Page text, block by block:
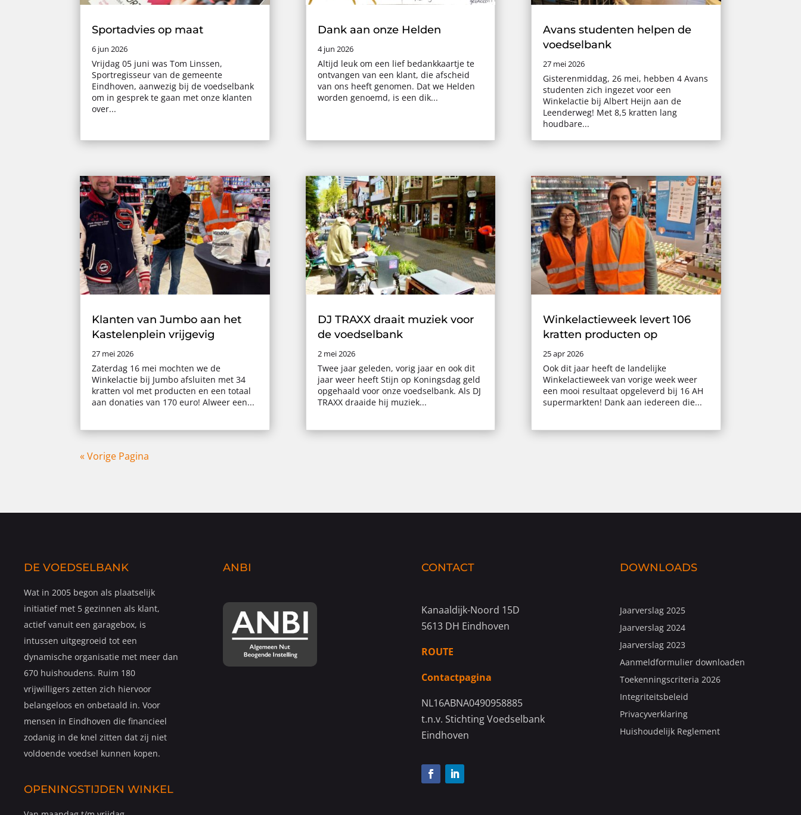
Sportadvies op maat
6 jun 2026
Vrijdag 05 juni was Tom Linssen,
Sportregisseur van de gemeente
Eindhoven, aanwezig bij de voedselbank
om in gesprek te gaan met onze klanten
over...
Klanten van Jumbo aan het
Kastelenplein vrijgevig
27 mei 2026
Zaterdag 16 mei mochten we de
Winkelactie bij Jumbo afsluiten met 34
kratten vol met producten en een totaal
aan donaties van 170 euro! Alweer een...
Dank aan onze Helden
4 jun 2026
Altijd leuk om een lief bedankkaartje te
ontvangen van een klant, die afscheid
van ons heeft genomen. Dat we Helden
worden genoemd, is een dik...
DJ TRAXX draait muziek voor
de voedselbank
2 mei 2026
Twee jaar geleden, vorig jaar en ook dit
jaar weer heeft Stijn op Koningsdag geld
opgehaald voor onze voedselbank. Als DJ
TRAXX draaide hij muziek...
Avans studenten helpen de
voedselbank
27 mei 2026
Gisterenmiddag, 26 mei, hebben 4 Avans
studenten zich ingezet voor een
Winkelactie bij Albert Heijn aan de
Leenderweg! Met 8,5 kratten lang
houdbare...
Winkelactieweek levert 106
kratten producten op
25 apr 2026
Ook dit jaar heeft de landelijke
Winkelactieweek van vorige week weer
een mooi resultaat opgeleverd bij 16 AH
supermarkten! Dank aan iedereen die...
« Vorige Pagina
DE VOEDSELBANK
Wat in 2005 begon als plaatselijk
initiatief met 5 gezinnen als klant,
actief vanuit een garagebox, is
intussen uitgegroeid tot een
dynamische organisatie met meer dan
670 huishoudens. Ruim 180
vrijwilligers zetten zich hiervoor
belangeloos en onbetaald in. Voor
mensen in Eindhoven die financieel
zodanig in de knel zitten dat zij niet
voldoende voedsel kunnen kopen.
OPENINGSTIJDEN WINKEL
ANBI CONTACT
Kanaaldijk-Noord 15D
5613 DH Eindhoven
ROUTE
Contactpagina
NL16ABNA0490958885
t.n.v. Stichting Voedselbank
Eindhoven
DOWNLOADS
Jaarverslag 2025
Jaarverslag 2024
Jaarverslag 2023
Aanmeldformulier downloaden
Toekenningscriteria 2026
Integriteitsbeleid
Privacyverklaring
Huishoudelijk Reglement